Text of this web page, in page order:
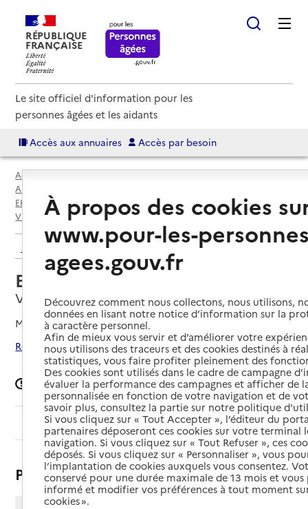
RÉPUBLIQUE
FRANÇAISE
Le site officiel d'information pour les
personnes âgées et les aidants
Accès aux annuaires Accès par besoin
Accueil
Annuaire EHPAD et maisons de retraite
EHPAD par département
Val-de-Marne (94)
Vitry-sur-Seine
EHPAD Les Lilas
Retour aux résultats de l'annuaire
EHPAD Les Lilas
Vitry-sur-Seine, VAL-DE-MARNE
Mis à jour le30/06/2026
Rechercher les établissements autour de Vitry-sur-Seine
Signaler une erreur
Sommaire
Présentation
À propos des cookies
www.pour-les-
agees.gouv.fr
Découvrez comment nous collectons, nous utilisons,
données en lisant notre notice d’information sur la
à caractère personnel.
Afin de mieux vous servir et d’améliorer votre
nous utilisons des traceurs et des cookies destinés à
statistiques, vous faire profiter pleinement des
Des cookies sont utilisés dans le cadre de campagne
évaluer la performance des campagnes et afficher de
personnalisée en fonction de votre navigation et de
savoir plus, consultez la partie sur notre politique
Si vous cliquez sur « Tout Accepter », l’éditeur du
partenaires déposeront ces cookies sur votre terminal
navigation. Si vous cliquez sur « Tout Refuser », ces
déposés. Si vous cliquez sur « Personnaliser », vous
l’implantation de cookies auxquels vous consentez.
conservé pour une durée maximale de 13 mois et
informé et modifier vos préférences à tout moment
cookies ».